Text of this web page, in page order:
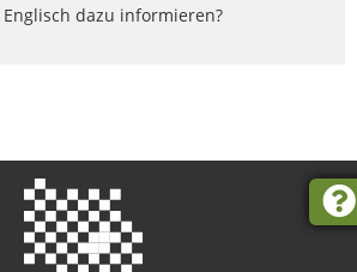
dazu informieren?